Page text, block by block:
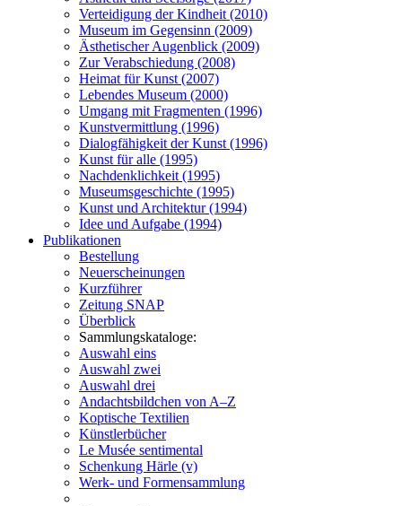
Verteidigung der Kindheit (2010)
Museum im Gegensinn (2009)
Ästhetischer Augenblick (2009)
Zur Verabschiedung (2008)
Heimat für Kunst (2007)
Lebendes Museum (2000)
Umgang mit Fragmenten (1996)
Kunstvermittlung (1996)
Dialogfähigkeit der Kunst (1996)
Kunst für alle (1995)
Nachdenklichkeit (1995)
Museumsgeschichte (1995)
Kunst und Architektur (1994)
Idee und Aufgabe (1994)
Publikationen
Bestellung
Neuerscheinungen
Kurzführer
Zeitung SNAP
Überblick
Sammlungskataloge:
Auswahl eins
Auswahl zwei
Auswahl drei
Andachtsbildchen von A–Z
Koptische Textilien
Künstlerbücher
Le Musée sentimental
Schenkung Härle (v)
Werk- und Formensammlung